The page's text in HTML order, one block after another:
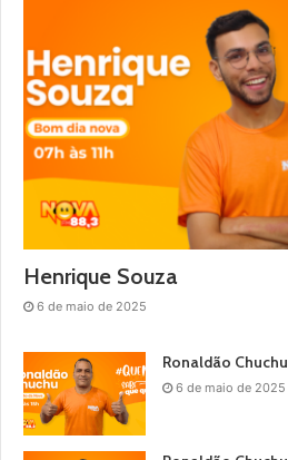
Henrique Souza
6 de maio de 2025
Ronaldão Chuchu
6 de maio de 2025